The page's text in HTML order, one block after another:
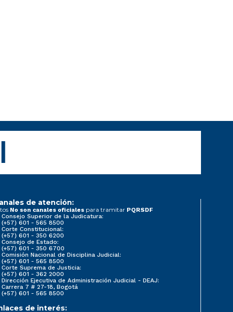
de atención:
No son canales oficiales para tramitar PQRSDF
Consejo Superior de la Judicatura:
(+57) 601 - 565 8500
Corte Constitucional:
(+57) 601 - 350 6200
Consejo de Estado:
(+57) 601 - 350 6700
Comisión Nacional de Disciplina Judicial:
(+57) 601 - 565 8500
Corte Suprema de Justicia:
(+57) 601 - 362 2000
Dirección Ejecutiva de Administración Judicial - DEAJ:
Carrera 7 # 27-18, Bogotá
(+57) 601 - 565 8500
de interés: